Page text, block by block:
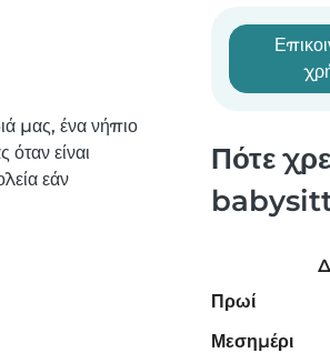
μας, ένα νήπιο
είναι
εάν
Πότε
Πρωί
Μεσημέρι